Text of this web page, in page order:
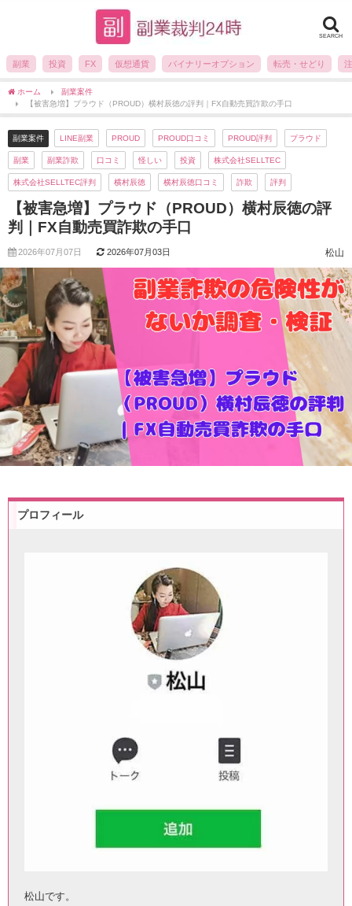
SEARCH
副業 投資 FX 仮想通貨 バイナリーオプション 転売・せどり
ホーム
副業案件
【被害急増】プラウド（PROUD）横村辰徳の評判｜FX自動売買詐欺の手口
副業案件 LINE副業 PROUD PROUD口コミ PROUD評判 プラウド
副業 副業詐欺 口コミ 怪しい 投資 株式会社SELLTEC
株式会社SELLTEC評判 横村辰徳 横村辰徳口コミ 詐欺 評判
【被害急増】プラウド（PROUD）横村辰徳の評
判｜FX自動売買詐欺の手口
2026年07月07日 2026年07月03日 松山
プロフィール
松山です。